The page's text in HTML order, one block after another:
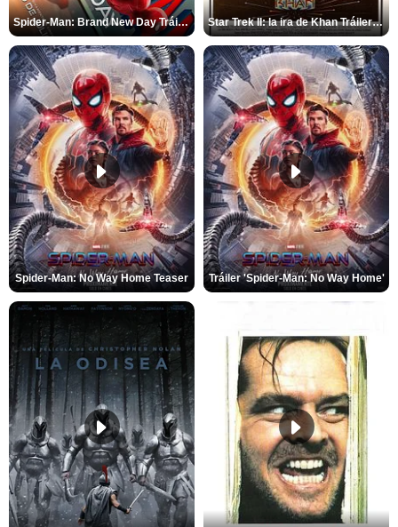
Spider-Man: Brand New Day Tráiler (3) Star Trek II: la ira de Khan Tráiler VO
Spider-Man: No Way Home Teaser Tráiler 'Spider-Man: No Way Home'